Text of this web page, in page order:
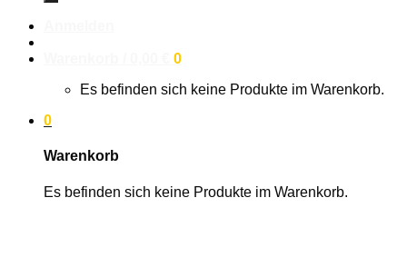
0
Es befinden sich keine Produkte im Warenkorb.
0
Warenkorb
Es befinden sich keine Produkte im Warenkorb.